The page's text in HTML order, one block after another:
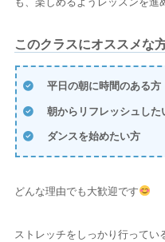
このクラスにオススメな
平日の朝に時間のある方
朝からリフレッシュした
ダンスを始めたい方
どんな理由でも大歓迎です
ストレッチをしっかり行ってい